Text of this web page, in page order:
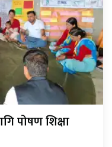
पोषण शिक्षा